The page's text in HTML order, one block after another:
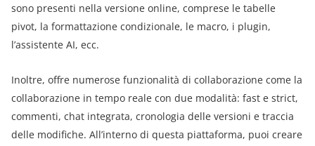
sono presenti nella versione online, comprese le tabelle
pivot, la formattazione condizionale, le macro, i plugin,
l’assistente AI, ecc.
Inoltre, offre numerose funzionalità di collaborazione come la
collaborazione in tempo reale con due modalità: fast e strict,
commenti, chat integrata, cronologia delle versioni e traccia
delle modifiche. All’interno di questa piattaforma, puoi creare